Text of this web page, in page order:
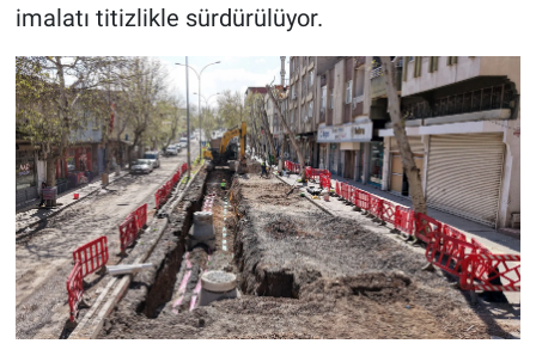
imalatı titizlikle sürdürülüyor.